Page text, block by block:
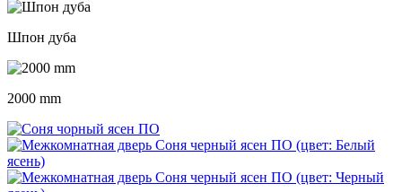
Шпон дуба
2000 mm